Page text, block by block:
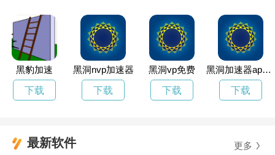
黑豹加速
下载
黑洞nvp加速器
下载
黑洞vp免费
下载
黑洞加速器app官网下载
下载
最新软件 更多